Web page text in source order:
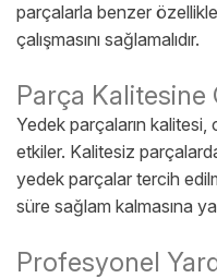
parçalarla benzer
çalışmasını sağlamalıdır.
Parça Kalitesine
Yedek parçaların kalitesi,
etkiler. Kalitesiz
yedek parçalar tercih
süre sağlam kalmasına
Profesyonel